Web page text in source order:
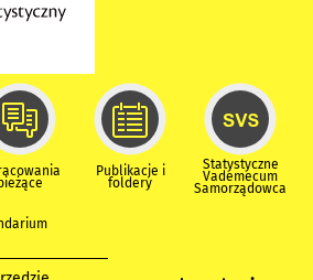
bieżące
Publikacje i
foldery
Statystyczne
Vademecum
Samorządowca